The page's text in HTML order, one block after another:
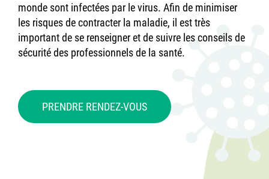
monde sont infectées par le virus. Afin de minimiser
les risques de contracter la maladie, il est très
important de se renseigner et de suivre les conseils de
sécurité des professionnels de la santé.
PRENDRE RENDEZ-VOUS